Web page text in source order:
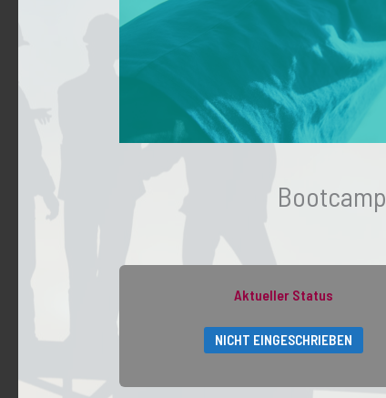
Aktueller Status
NICHT EINGESCHRIEBEN